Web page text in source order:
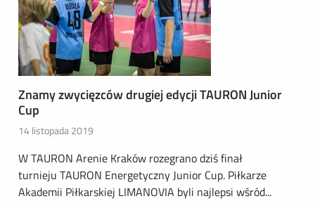
Znamy zwycięzców drugiej edycji TAURON Junior
Cup
14 listopada 2019
W TAURON Arenie Kraków rozegrano dziś finał
turnieju TAURON Energetyczny Junior Cup. Piłkarze
Akademii Piłkarskiej LIMANOVIA byli najlepsi wśród...